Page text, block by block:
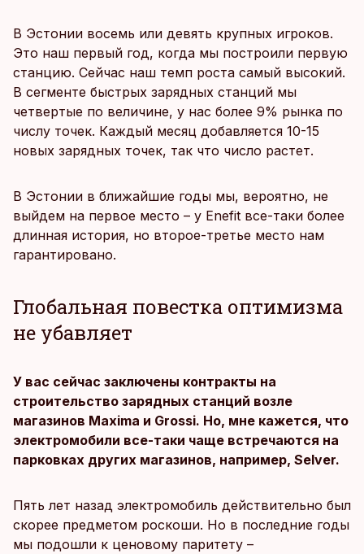
В Эстонии восемь или девять крупных игроков.
Это наш первый год, когда мы построили первую
станцию. Сейчас наш темп роста самый высокий.
В сегменте быстрых зарядных станций мы
четвертые по величине, у нас более 9% рынка по
числу точек. Каждый месяц добавляется 10-15
новых зарядных точек, так что число растет.
В Эстонии в ближайшие годы мы, вероятно, не
выйдем на первое место – у Enefit все-таки более
длинная история, но второе-третье место нам
гарантировано.
Глобальная повестка оптимизма
не убавляет
У вас сейчас заключены контракты на
строительство зарядных станций возле
магазинов Maxima и Grossi. Но, мне кажется, что
электромобили все-таки чаще встречаются на
парковках других магазинов, например, Selver.
Пять лет назад электромобиль действительно был
скорее предметом роскоши. Но в последние годы
мы подошли к ценовому паритету –